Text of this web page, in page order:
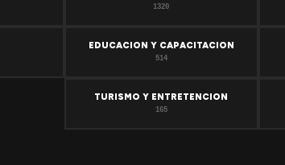
1320
EDUCACION Y CAPACITACION
514
TURISMO Y ENTRETENCION
165